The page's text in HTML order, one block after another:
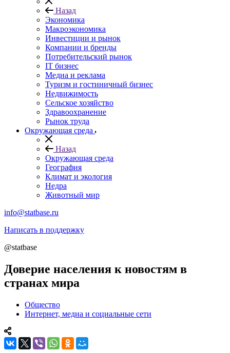
Назад
Экономика
Макроэкономика
Инвестиции и рынок
Компании и бренды
Потребительский рынок
IT бизнес
Медиа и реклама
Туризм и гостиничный бизнес
Недвижимость
Сельское хозяйство
Здравоохранение
Рынок труда
Окружающая среда
Назад
Окружающая среда
География
Климат и экология
Недра
Животный мир
info@statbase.ru
Написать в поддержку
@statbase
Доверие населения к новостям в
странах мира
Общество
Интернет, медиа и социальные сети